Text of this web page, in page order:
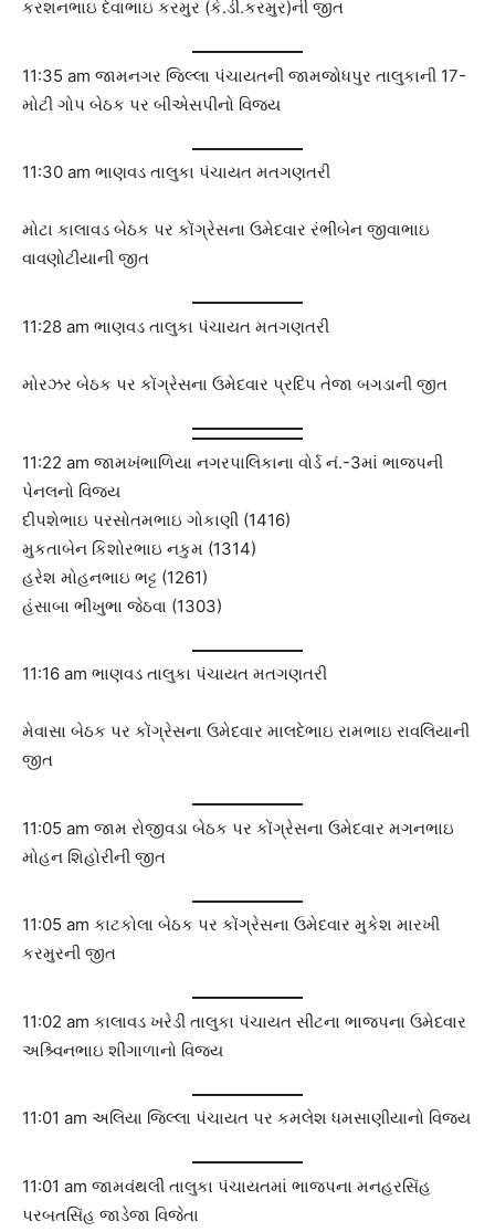
કરશનભાઇ દેવાભાઇ કરમુર (કે.ડી.કરમુર)ની જીત
11:35 am જામનગર જિલ્લા પંચાયતની જામજોધપુર તાલુકાની 17-
મોટી ગોપ બેઠક પર બીએસપીનો વિજય
11:30 am ભાણવડ તાલુકા પંચાયત મતગણતરી
મોટા કાલાવડ બેઠક પર કોંગ્રેસના ઉમેદવાર રંભીબેન જીવાભાઇ
વાવણોટીયાની જીત
11:28 am ભાણવડ તાલુકા પંચાયત મતગણતરી
મોરઝર બેઠક પર કોંગ્રેસના ઉમેદવાર પ્રદિપ તેજા બગડાની જીત
11:22 am જામખંભાળિયા નગરપાલિકાના વોર્ડ નં.-3માં ભાજપની
પેનલનો વિજય
દીપશેભાઇ પરસોતમભાઇ ગોકાણી (1416)
મુકતાબેન કિશોરભાઇ નકુમ (1314)
હરેશ મોહનભાઇ ભટ્ટ (1261)
હંસાબા ભીખુભા જેઠવા (1303)
11:16 am ભાણવડ તાલુકા પંચાયત મતગણતરી
મેવાસા બેઠક પર કોંગ્રેસના ઉમેદવાર માલદેભાઇ રામભાઇ રાવલિયાની
જીત
11:05 am જામ રોજીવડા બેઠક પર કોંગ્રેસના ઉમેદવાર મગનભાઇ
મોહન શિહોરીની જીત
11:05 am કાટકોલા બેઠક પર કોંગ્રેસના ઉમેદવાર મુકેશ મારખી
કરમુરની જીત
11:02 am કાલાવડ ખરેડી તાલુકા પંચાયત સીટના ભાજપના ઉમેદવાર
અશ્ર્વિનભાઇ શીંગાળાનો વિજય
11:01 am અલિયા જિલ્લા પંચાયત પર કમલેશ ધમસાણીયાનો વિજય
11:01 am જામવંથલી તાલુકા પંચાયતમાં ભાજપના મનહરસિંહ
પરબતસિંહ જાડેજા વિજેતા